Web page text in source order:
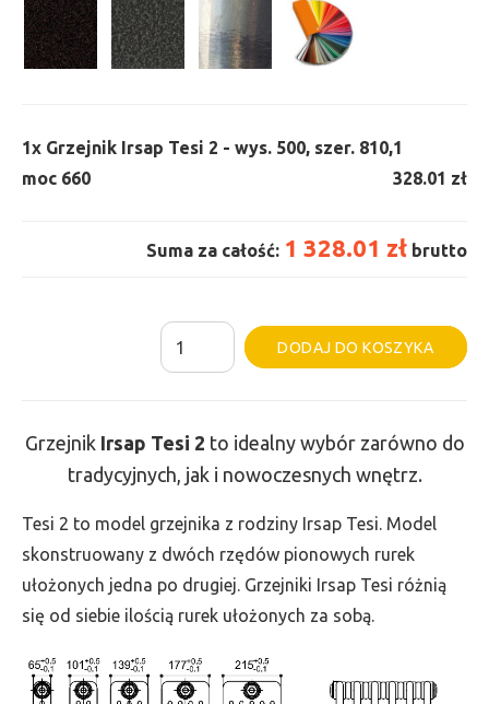
1x Grzejnik Irsap Tesi 2 - wys. 500, szer. 810,
moc 660
1
328.01 zł
Suma za całość: 1 328.01 zł brutto
ilość
Grzejnik
-
wys.
500,
szer.
810,
660
DODAJ DO KOSZYKA
Grzejnik Irsap Tesi 2 to idealny wybór zarówno do
tradycyjnych, jak i nowoczesnych wnętrz.
Tesi 2 to model grzejnika z rodziny Irsap Tesi. Model
skonstruowany z dwóch rzędów pionowych rurek
ułożonych jedna po drugiej. Grzejniki Irsap Tesi różnią
się od siebie ilością rurek ułożonych za sobą.